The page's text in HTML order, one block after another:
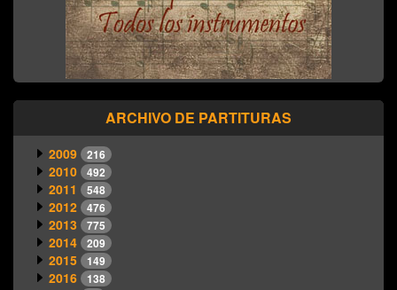
ARCHIVO DE PARTITURAS
2009 216
2010 492
2011 548
2012 476
2013 775
2014 209
2015 149
2016 138